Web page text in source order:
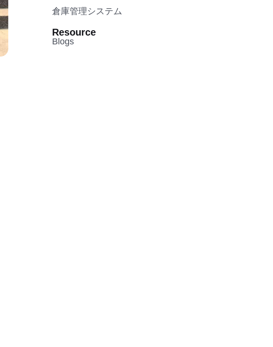
倉庫管理システム
Resource
Blogs